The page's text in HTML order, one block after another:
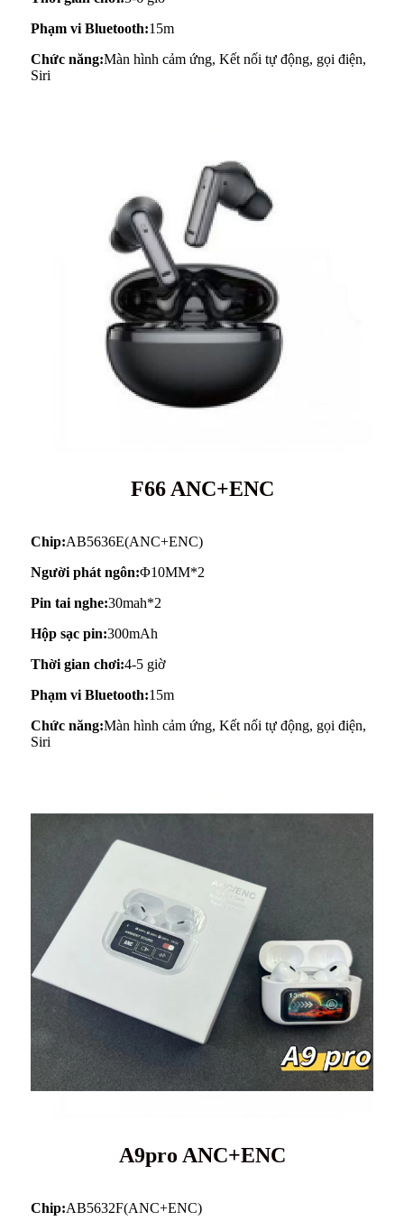
Phạm vi Bluetooth:15m
Chức năng:Màn hình cảm ứng, Kết nối tự động, gọi điện,
Siri
F66 ANC+ENC
Chip:AB5636E(ANC+ENC)
Người phát ngôn:Φ10MM*2
Pin tai nghe:30mah*2
Hộp sạc pin:300mAh
Thời gian chơi:4-5 giờ
Phạm vi Bluetooth:15m
Chức năng:Màn hình cảm ứng, Kết nối tự động, gọi điện,
Siri
A9pro ANC+ENC
Chip:AB5632F(ANC+ENC)